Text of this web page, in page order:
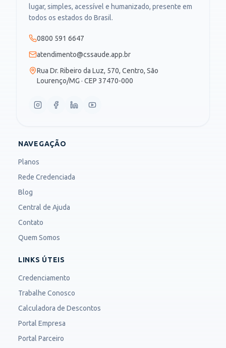
lugar, simples, acessível e humanizado, presente em
todos os estados do Brasil.
0800 591 6647
atendimento@cssaude.app.br
Rua Dr. Ribeiro da Luz, 570, Centro, São
Lourenço/MG · CEP 37470-000
NAVEGAÇÃO
Planos
Rede Credenciada
Blog
Central de Ajuda
Contato
Quem Somos
LINKS ÚTEIS
Credenciamento
Trabalhe Conosco
Calculadora de Descontos
Portal Empresa
Portal Parceiro